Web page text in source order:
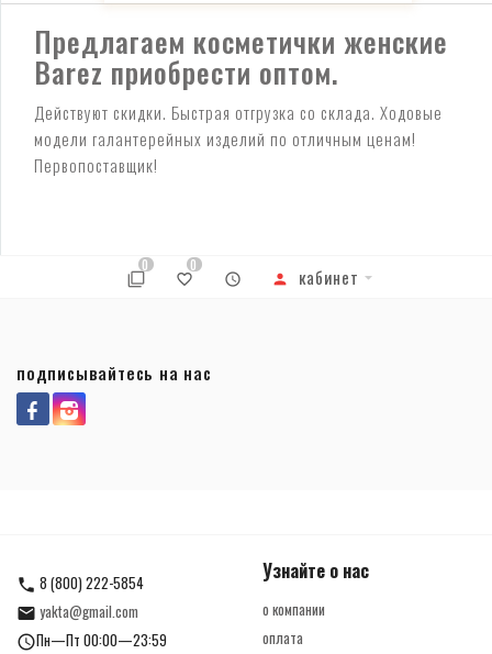
Предлагаем косметички женские
Barez приобрести оптом.
Действуют скидки. Быстрая отгрузка со склада. Ходовые
модели галантерейных изделий по отличным ценам!
Первопоставщик!
0 0 кабинет
подписывайтесь на нас
8 (800) 222-5854
yakta@gmail.com
Пн—Пт 00:00—23:59
Узнайте о нас
о компании
оплата